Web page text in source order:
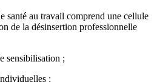
santé au travail comprend une cellule
de la désinsertion professionnelle
sensibilisation ;
;